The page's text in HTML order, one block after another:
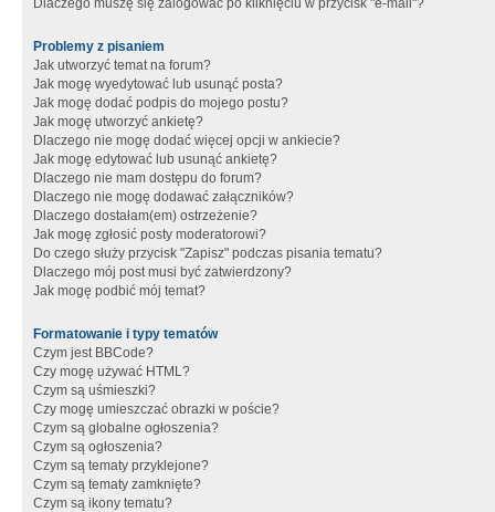
Dlaczego muszę się zalogować po kliknięciu w przycisk "e-mail"?
Problemy z pisaniem
Jak utworzyć temat na forum?
Jak mogę wyedytować lub usunąć posta?
Jak mogę dodać podpis do mojego postu?
Jak mogę utworzyć ankietę?
Dlaczego nie mogę dodać więcej opcji w ankiecie?
Jak mogę edytować lub usunąć ankietę?
Dlaczego nie mam dostępu do forum?
Dlaczego nie mogę dodawać załączników?
Dlaczego dostałam(em) ostrzeżenie?
Jak mogę zgłosić posty moderatorowi?
Do czego służy przycisk "Zapisz" podczas pisania tematu?
Dlaczego mój post musi być zatwierdzony?
Jak mogę podbić mój temat?
Formatowanie i typy tematów
Czym jest BBCode?
Czy mogę używać HTML?
Czym są uśmieszki?
Czy mogę umieszczać obrazki w poście?
Czym są globalne ogłoszenia?
Czym są ogłoszenia?
Czym są tematy przyklejone?
Czym są tematy zamknięte?
Czym są ikony tematu?